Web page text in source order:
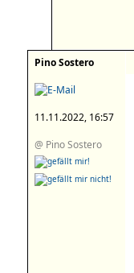
Pino Sostero
11.11.2022, 16:57
@ Pino Sostero